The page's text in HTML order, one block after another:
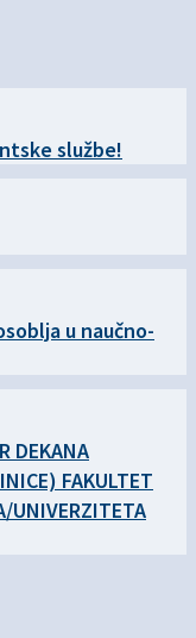
službe!
u naučno-
DEKANA
FAKULTET
UNIVERZITETA